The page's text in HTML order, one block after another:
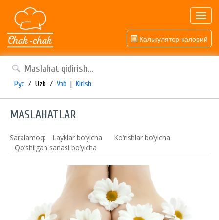
Калькулятор калорий
Рус / Uzb / Узб | Kirish
MASLAHATLAR
Saralamoq: Layklar bo’yicha
Ko‘rishlar bo‘yicha
Qo’shilgan sanasi bo’yicha